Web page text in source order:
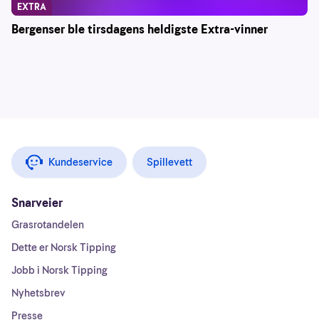
Bergenser ble tirsdagens heldigste Extra-vinner
EXTRA
Kundeservice Spillevett
Snarveier
Grasrotandelen
Dette er Norsk Tipping
Jobb i Norsk Tipping
Nyhetsbrev
Presse